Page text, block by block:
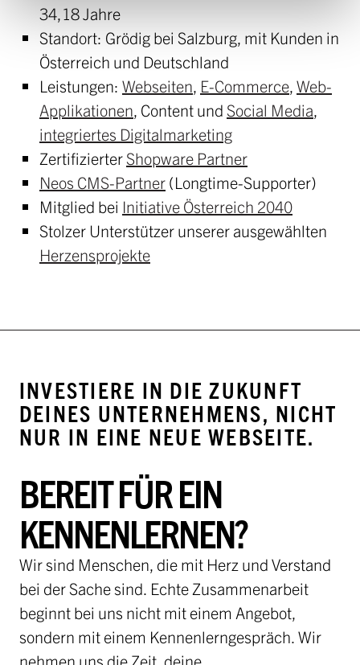
34,18 Jahre
Standort: Grödig bei Salzburg, mit Kunden in
Österreich und Deutschland
Leistungen: Webseiten, E-Commerce, Web-
Applikationen, Content und Social Media,
integriertes Digitalmarketing
ZertifizierterShopware Partner
Neos CMS-Partner (Longtime-Supporter)
Mitglied bei Initiative Österreich 2040
Stolzer Unterstützer unserer ausgewählten
Herzensprojekte
INVESTIERE IN DIE ZUKUNFT
DEINES UNTERNEHMENS, NICHT
NUR IN EINE NEUE WEBSEITE.
BEREIT FÜR EIN
KENNENLERNEN?
Wir sind Menschen, die mit Herz und Verstand
bei der Sache sind. Echte Zusammenarbeit
beginnt bei uns nicht mit einem Angebot,
sondern mit einem Kennenlerngespräch. Wir
nehmen uns die Zeit, deine